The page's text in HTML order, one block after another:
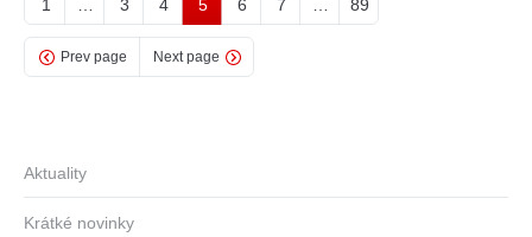
1 3 4 5 6 7 89
Prev page Next page
Aktuality
Krátké novinky